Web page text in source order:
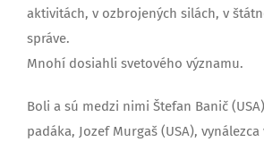
aktivitách, v ozbrojených silách, v
správe.
Mnohí dosiahli svetového významu.
Boli a sú medzi nimi Štefan Banič
padáka, Jozef Murgaš (USA),